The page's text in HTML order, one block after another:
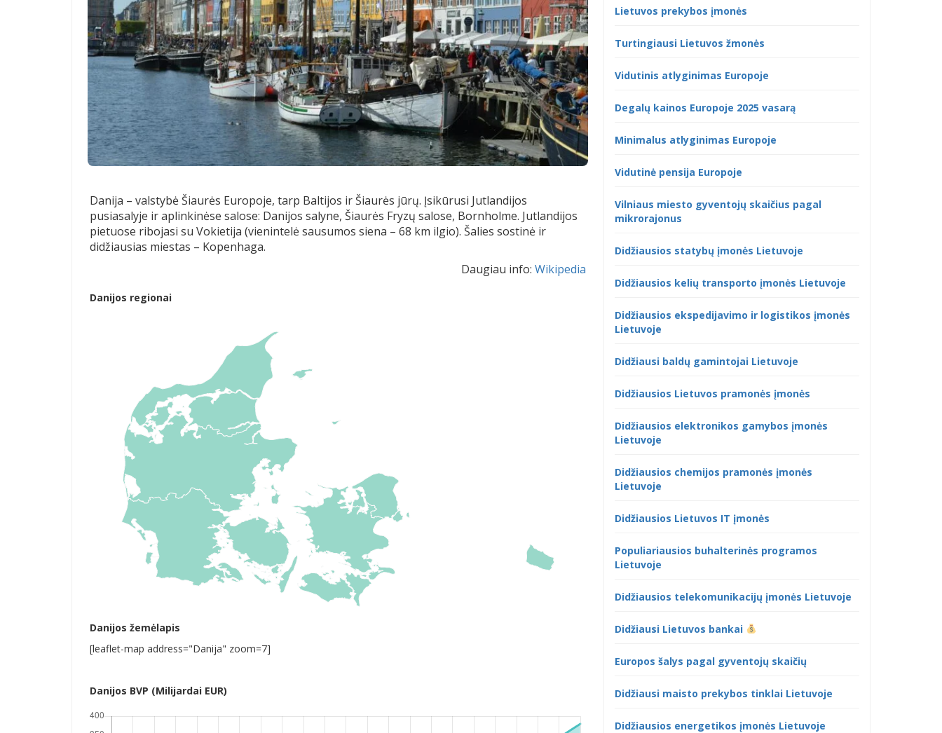
Danija – valstybė Šiaurės Europoje, tarp Baltijos ir Šiaurės jūrų. Įsikūrusi Jutlandijos
pusiasalyje ir aplinkinėse salose: Danijos salyne, Šiaurės Fryzų salose, Bornholme. Jutlandijos
pietuose ribojasi su Vokietija (vienintelė sausumos siena – 68 km ilgio). Šalies sostinė ir
didžiausias miestas – Kopenhaga.
Daugiau info: Wikipedia
Danijos regionai
Danijos žemėlapis
[leaflet-map address="Danija" zoom=7]
Danijos BVP (Milijardai EUR)
Lietuvos prekybos įmonės
Turtingiausi Lietuvos žmonės
Vidutinis atlyginimas Europoje
Degalų kainos Europoje 2025 vasarą
Minimalus atlyginimas Europoje
Vidutinė pensija Europoje
Vilniaus miesto gyventojų skaičius pagal
mikrorajonus
Didžiausios statybų įmonės Lietuvoje
Didžiausios kelių transporto įmonės Lietuvoje
Didžiausios ekspedijavimo ir logistikos įmonės
Lietuvoje
Didžiausi baldų gamintojai Lietuvoje
Didžiausios Lietuvos pramonės įmonės
Didžiausios elektronikos gamybos įmonės
Lietuvoje
Didžiausios chemijos pramonės įmonės
Lietuvoje
Didžiausios Lietuvos IT įmonės
Populiariausios buhalterinės programos
Lietuvoje
Didžiausios telekomunikacijų įmonės Lietuvoje
Didžiausi Lietuvos bankai
Europos šalys pagal gyventojų skaičių
Didžiausi maisto prekybos tinklai Lietuvoje
Didžiausios energetikos įmonės Lietuvoje